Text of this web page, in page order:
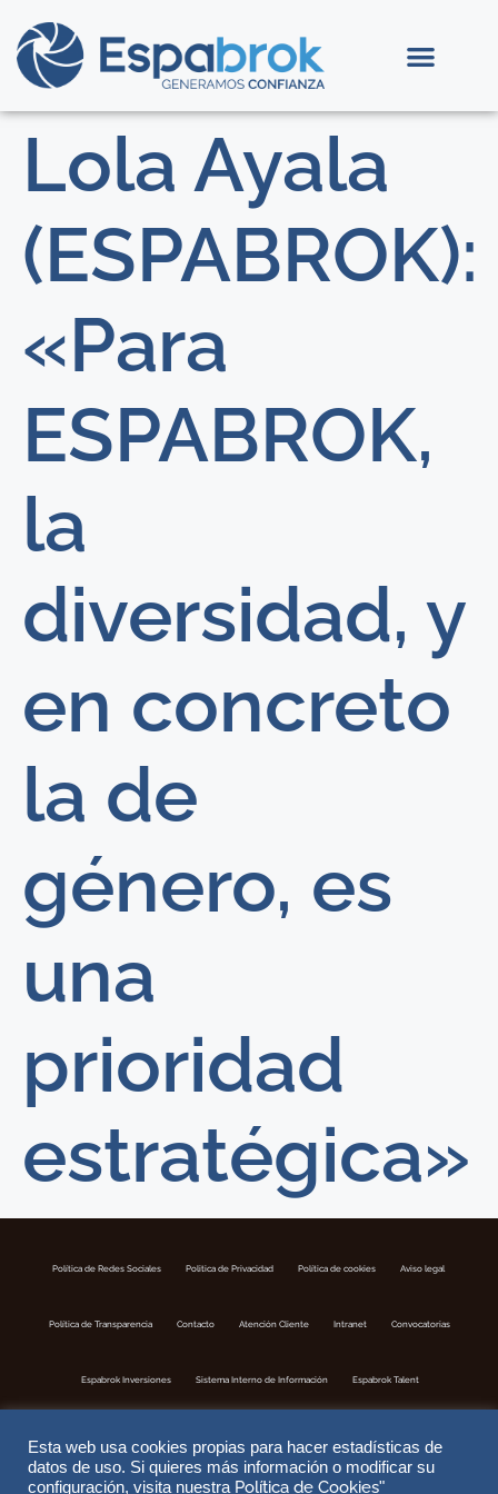
Lola Ayala
(ESPABROK):
«Para
ESPABROK,
la
diversidad, y
en concreto
la de
género, es
una
prioridad
estratégica»
Política de Redes Sociales Politica de Privacidad Política de cookies Aviso legal
Política de Transparencia Contacto Atención Cliente Intranet Convocatorias
Espabrok Inversiones Sistema Interno de Información Espabrok Talent
Esta web usa cookies propias para hacer estadísticas de
datos de uso. Si quieres más información o modificar su
configuración, visita nuestra Política de Cookies"